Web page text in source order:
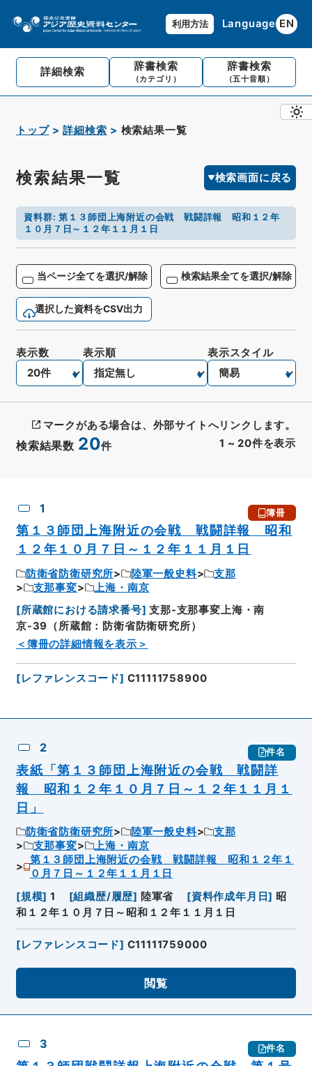
利用方法 Language EN
詳細検索 辞書検索
（カテゴリ）
辞書検索
（五十音順）
トップ 詳細検索 検索結果一覧
検索結果一覧 検索画面に戻る
資料群:第１３師団上海附近の会戦 戦闘詳報 昭和１２年
１０月７日～１２年１１月１日
当ページ全てを選択/解除 検索結果全てを選択/解除
選択した資料をCSV出力
検索結果数 20件 1 ~ 20件を表示
表示数 表示順 表示スタイル
マークがある場合は、外部サイトへリンクします。
1 簿冊
第１３師団上海附近の会戦 戦闘詳報 昭和
１２年１０月７日～１２年１１月１日
防衛省防衛研究所 陸軍一般史料
支那
支那事変
上海・南京
[所蔵館における請求番号] 支那-支那事変上海・南
京-39（所蔵館：防衛省防衛研究所）
＜簿冊の詳細情報を表示＞
[レファレンスコード] C11111758900
2 件名
表紙「第１３師団上海附近の会戦 戦闘詳
報 昭和１２年１０月７日～１２年１１月１
日」
防衛省防衛研究所 陸軍一般史料
支那
支那事変
上海・南京
第１３師団上海附近の会戦 戦闘詳報 昭和１２年１
０月７日～１２年１１月１日
[規模] 1 [組織歴/履歴] 陸軍省 [資料作成年月日] 昭
和１２年１０月７日～昭和１２年１１月１日
[レファレンスコード] C11111759000
閲覧
3 件名